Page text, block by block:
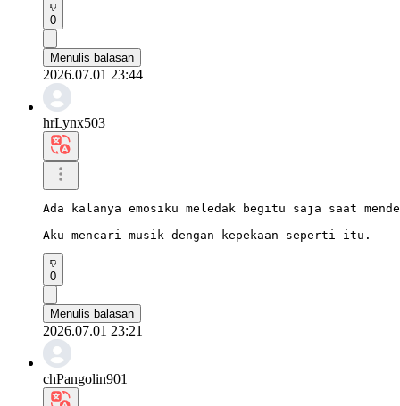
0
Menulis balasan
2026.07.01 23:44
hrLynx503
Ada kalanya emosiku meledak begitu saja saat
Aku mencari musik dengan kepekaan seperti itu.
0
Menulis balasan
2026.07.01 23:21
chPangolin901